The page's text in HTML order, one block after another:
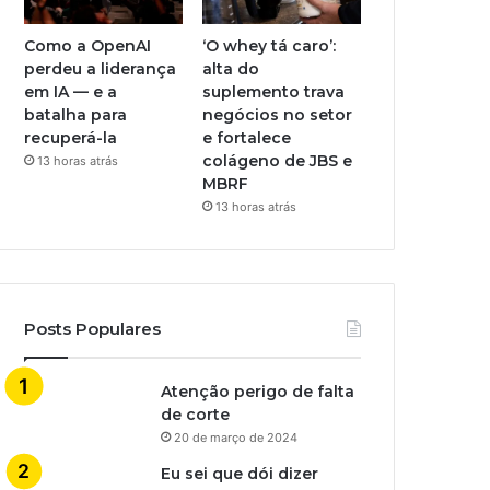
Como a OpenAI
perdeu a liderança
em IA — e a
batalha para
recuperá-la
13 horas atrás
‘O whey tá caro’:
alta do
suplemento trava
negócios no setor
e fortalece
colágeno de JBS e
MBRF
13 horas atrás
Posts Populares
Atenção perigo de falta
de corte
20 de março de 2024
Eu sei que dói dizer